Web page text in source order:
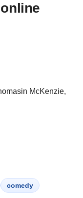
McKenzie,
comedy